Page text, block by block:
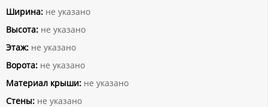
Ширина: не указано
Высота: не указано
Этаж: не указано
Ворота: не указано
Материал крыши: не указано
Стены: не указано